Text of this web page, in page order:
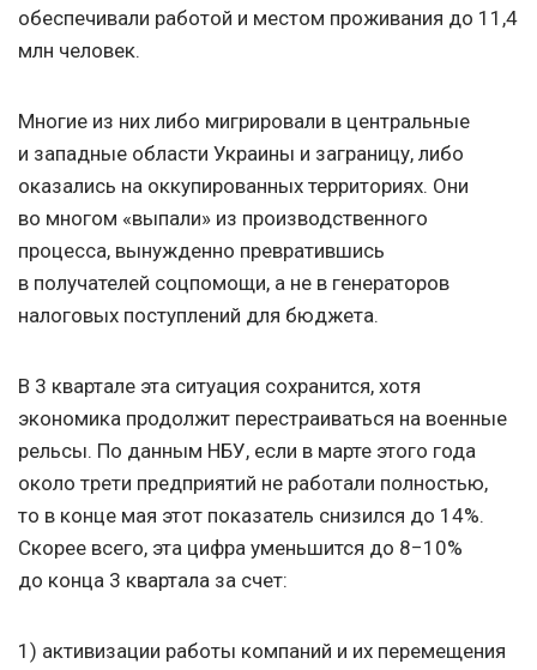
обеспечивали работой и местом проживания до 11,4
млн человек.
Многие из них либо мигрировали в центральные
и западные области Украины и заграницу, либо
оказались на оккупированных территориях. Они
во многом «выпали» из производственного
процесса, вынужденно превратившись
в получателей соцпомощи, а не в генераторов
налоговых поступлений для бюджета.
В 3 квартале эта ситуация сохранится, хотя
экономика продолжит перестраиваться на военные
рельсы. По данным НБУ, если в марте этого года
около трети предприятий не работали полностью,
то в конце мая этот показатель снизился до 14%.
Скорее всего, эта цифра уменьшится до 8−10%
до конца 3 квартала за счет:
1) активизации работы компаний и их перемещения